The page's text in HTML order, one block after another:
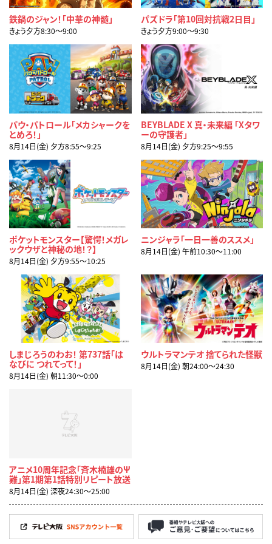
鉄鍋のジャン！「中華の神髄」
きょう夕方8:30〜9:00
パズドラ「第10回対抗戦2日目」
きょう夕方9:00〜9:30
パウ・パトロール「メカシャークを
とめろ！」
8月14日(金) 夕方8:55〜9:25
BEYBLADE X 真・未来編 「Xタワ
ーの守護者」
8月14日(金) 夕方9:25〜9:55
ポケットモンスター【驚愕！メガレ
ックウザと神秘の地！？】
8月14日(金) 夕方9:55〜10:25
ニンジャラ「一日一善のススメ」
8月14日(金) 午前10:30〜11:00
しまじろうのわお！ 第737話「は
なびに つれてって！」
8月14日(金) 朝11:30〜0:00
ウルトラマンテオ 捨てられた怪獣
8月14日(金) 朝24:00〜24:30
アニメ10周年記念「斉木楠雄のΨ
難」第1期第1話特別リピート放送
8月14日(金) 深夜24:30〜25:00